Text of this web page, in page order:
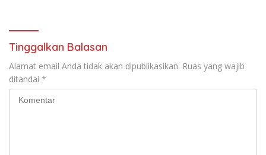
Tinggalkan Balasan
Alamat email Anda tidak akan dipublikasikan. Ruas yang wajib
ditandai *